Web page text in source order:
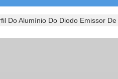
Do Alumínio Do Diodo Emissor